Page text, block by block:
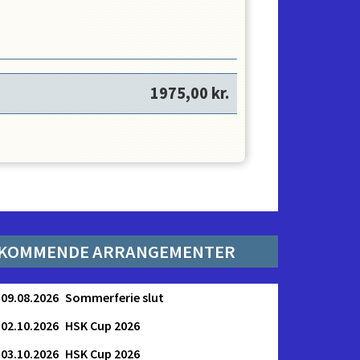
efterkommer cheftrænerens og
1975,00 kr.
ARRANGEMENTER
Sommerferie slut
09.08.2026
HSK Cup 2026
02.10.2026
HSK Cup 2026
03.10.2026